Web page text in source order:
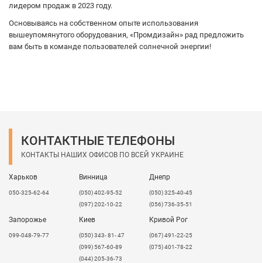
лидером продаж в 2023 году.
Основываясь на собственном опыте использования
вышеупомянутого оборудования, «Промдизайн» рад предложить
вам быть в команде пользователей солнечной энергии!
КОНТАКТНЫЕ ТЕЛЕФОНЫ
КОНТАКТЫ НАШИХ ОФИСОВ ПО ВСЕЙ УКРАИНЕ
Харьков
050-325-62-64
Винница
(050) 402-95-52
(097) 202-10-22
Днепр
(050) 325-40-45
(056) 736-35-51
Запорожье
099-048-79-77
Киев
(050) 343- 81- 47
(099) 567-60-89
(044) 205-36-73
Кривой Рог
(067) 491-22-25
(075) 401-78-22